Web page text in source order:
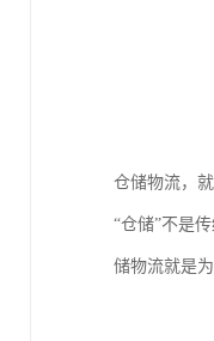
仓储物流，
“仓储”不是
储物流就是